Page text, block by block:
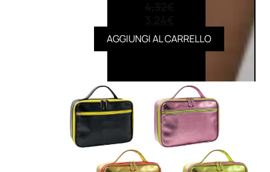
AGGIUNGI AL CARRELLO